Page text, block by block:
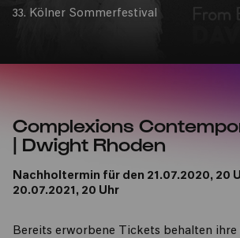
33. Kölner Sommerfestival
Complexions
| Dwight Rhoden
Nachholtermin für den 21.07.2020, 20
20.07.2021, 20 Uhr
​Bereits erworbene Tickets behalten